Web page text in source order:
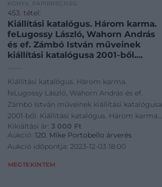
KÖNYV, PAPÍRRÉGISÉG
453. tétel:
Kiállítási katalógus. Három karma.
feLugossy László, Wahorn András
és ef. Zámbó István műveinek
kiállítási katalógusa 2001-ből.
és ef. Zámbó István műveinek
kiállítási katalógusa 2001-ből
Kiállítási katalógus. Három karma.
feLugossy László, Wahorn András és ef.
Zámbó István műveinek kiállítási katalógusa
2001-ből. Kiállítási katalógus. Három karma.
feLugossy László, Wahorn András és ef.
Zámbó István műveinek kiállítási katalógusa
2001-ből
Kikiáltási ár: 3 000 Ft
Aukció: 120. Mike Portobello árverés
Aukció időpontja: 2023-12-03 18:00
MEGTEKINTEM